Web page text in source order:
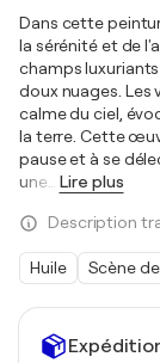
Dans cette
la sérénité et de
champs
doux nuages. Les
calme du ciel,
la terre. Cette
pause et à se
une
Lire plus
Description
Huile Scène